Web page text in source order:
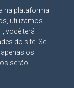
na plataforma
utilizamos
você terá
do site. Se
apenas os
serão